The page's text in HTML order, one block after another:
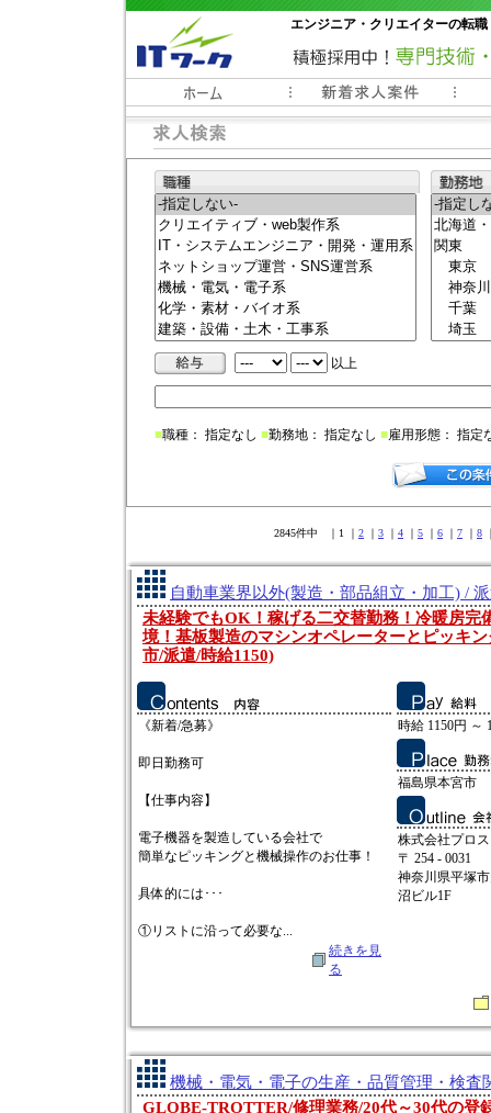
エンジニア・クリエイターの転
常時3000件以上の求人情報掲載中
以上
■職種： 指定なし ■勤務地： 指定なし ■雇用形態： 指定
2845件中 ｜1 ｜ 2 ｜ 3 ｜ 4 ｜ 5 ｜ 6 ｜ 7 ｜ 8
自動車業界以外(製造・部品組立・加工) /
未経験でもOK！稼げる二交替勤務！冷暖房完
境！基板製造のマシンオペレーターとピッキ
市/派遣/時給1150)
《新着/急募》
即日勤務可
【仕事内容】
電子機器を製造している会社で
簡単なピッキングと機械操作のお仕事！
具体的には･･･
①リストに沿って必要な...
続きを見
る
時給 1150円 ～
福島県本宮市
株式会社プロ
〒 254 - 0031
神奈川県平塚
沼ビル1F
機械・電気・電子の生産・品質管理・検査
GLOBE-TROTTER/修理業務/20代～30代の登